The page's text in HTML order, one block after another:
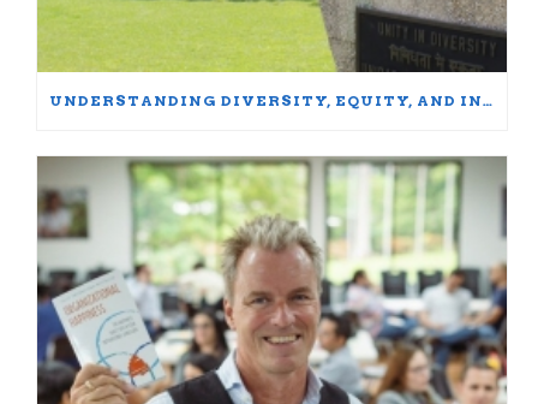
UNDERSTANDING DIVERSITY, EQUITY, AND INCLUSION: WORDS MATTER